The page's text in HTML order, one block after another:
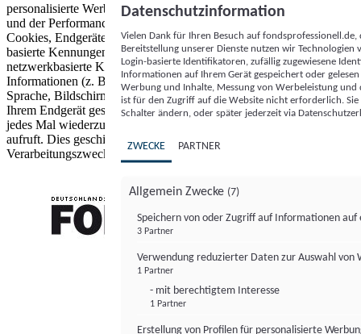
personalisierte Werbung und Inhalte, Messung von Werbeleistung
und der Performance von Inhalten sowie Zielgruppenforschung.
Cookies, Endgeräte- oder ähnliche Online-Kennungen (z. B. login-
basierte Kennungen, zufällig generierte Kennungen,
netzwerkbasierte Kennungen) können zusammen mit anderen
Informationen (z. B. Browsertyp und Browserinformationen,
Sprache, Bildschirmgröße, unterstützte Technologien usw.) auf
Ihrem Endgerät gespeichert oder von dort ausgelesen werden, um es
jedes Mal wiederzuerkennen, wenn es eine App oder einer Webseite
aufruft. Dies geschieht für einen oder mehrere der hier aufgeführten
Verarbeitungszwecke.
Datenschutzinformation
Vielen Dank für Ihren Besuch auf
Bereitstellung unserer Dienste nutzen wir Technologien
Login-basierte Identifikatoren, zufällig zugewiesene
Informationen auf Ihrem Gerät gespeichert oder
Werbung und Inhalte, Messung von Werbeleistung
ist für den Zugriff auf die Website nicht erforderlich.
Schalter ändern, oder später jederzeit via
ZWECKE PARTNER
Allgemein Zwecke (7)
Speichern von oder Zugriff auf Informationen auf
3 Partner
Verwendung reduzierter Daten zur Auswahl von
1 Partner
- mit berechtigtem Interesse
1 Partner
Erstellung von Profilen für personalisierte
FONDS professionell